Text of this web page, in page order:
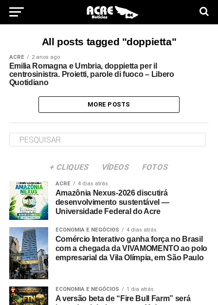
All posts tagged "doppietta"
ACRE 2 anos ago
Emilia Romagna e Umbria, doppietta per il
centrosinistra. Proietti, parole di fuoco – Libero
Quotidiano
MORE POSTS
+ CLIQUES VÍDEOS FOTOS
ACRE 4 dias atrás
Amazônia Nexus-2026 discutirá
desenvolvimento sustentável —
Universidade Federal do Acre
ECONOMIA E NEGÓCIOS 4 dias atrás
Comércio Interativo ganha força no Brasil
com a chegada da VIVAMOMENTO ao polo
empresarial da Vila Olímpia, em São Paulo
ECONOMIA E NEGÓCIOS 1 dia atrás
A versão beta de “Fire Bull Farm” será